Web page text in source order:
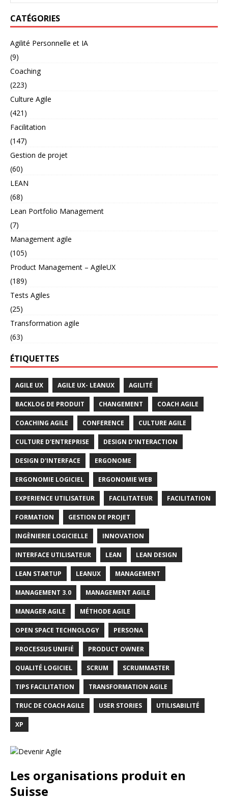
CATÉGORIES
Agilité Personnelle et IA
(9)
Coaching
(223)
Culture Agile
(421)
Facilitation
(147)
Gestion de projet
(60)
LEAN
(68)
Lean Portfolio Management
(7)
Management agile
(105)
Product Management – AgileUX
(189)
Tests Agiles
(25)
Transformation agile
(63)
ÉTIQUETTES
AGILE UX AGILE UX- LEANUX AGILITÉ
BACKLOG DE PRODUIT CHANGEMENT COACH AGILE
COACHING AGILE CONFERENCE CULTURE AGILE
CULTURE D'ENTREPRISE DESIGN D'INTERACTION
DESIGN D'INTERFACE ERGONOME
ERGONOMIE LOGICIEL ERGONOMIE WEB
EXPERIENCE UTILISATEUR FACILITATEUR FACILITATION
FORMATION GESTION DE PROJET
INGÈNIERIE LOGICIELLE INNOVATION
INTERFACE UTILISATEUR LEAN LEAN DESIGN
LEAN STARTUP LEANUX MANAGEMENT
MANAGEMENT 3.0 MANAGEMENT AGILE
MANAGER AGILE MÉTHODE AGILE
OPEN SPACE TECHNOLOGY PERSONA
PROCESSUS UNIFIÉ PRODUCT OWNER
QUALITÉ LOGICIEL SCRUM SCRUMMASTER
TIPS FACILITATION TRANSFORMATION AGILE
TRUC DE COACH AGILE USER STORIES UTILISABILITÉ
XP
Les organisations produit en
Suisse